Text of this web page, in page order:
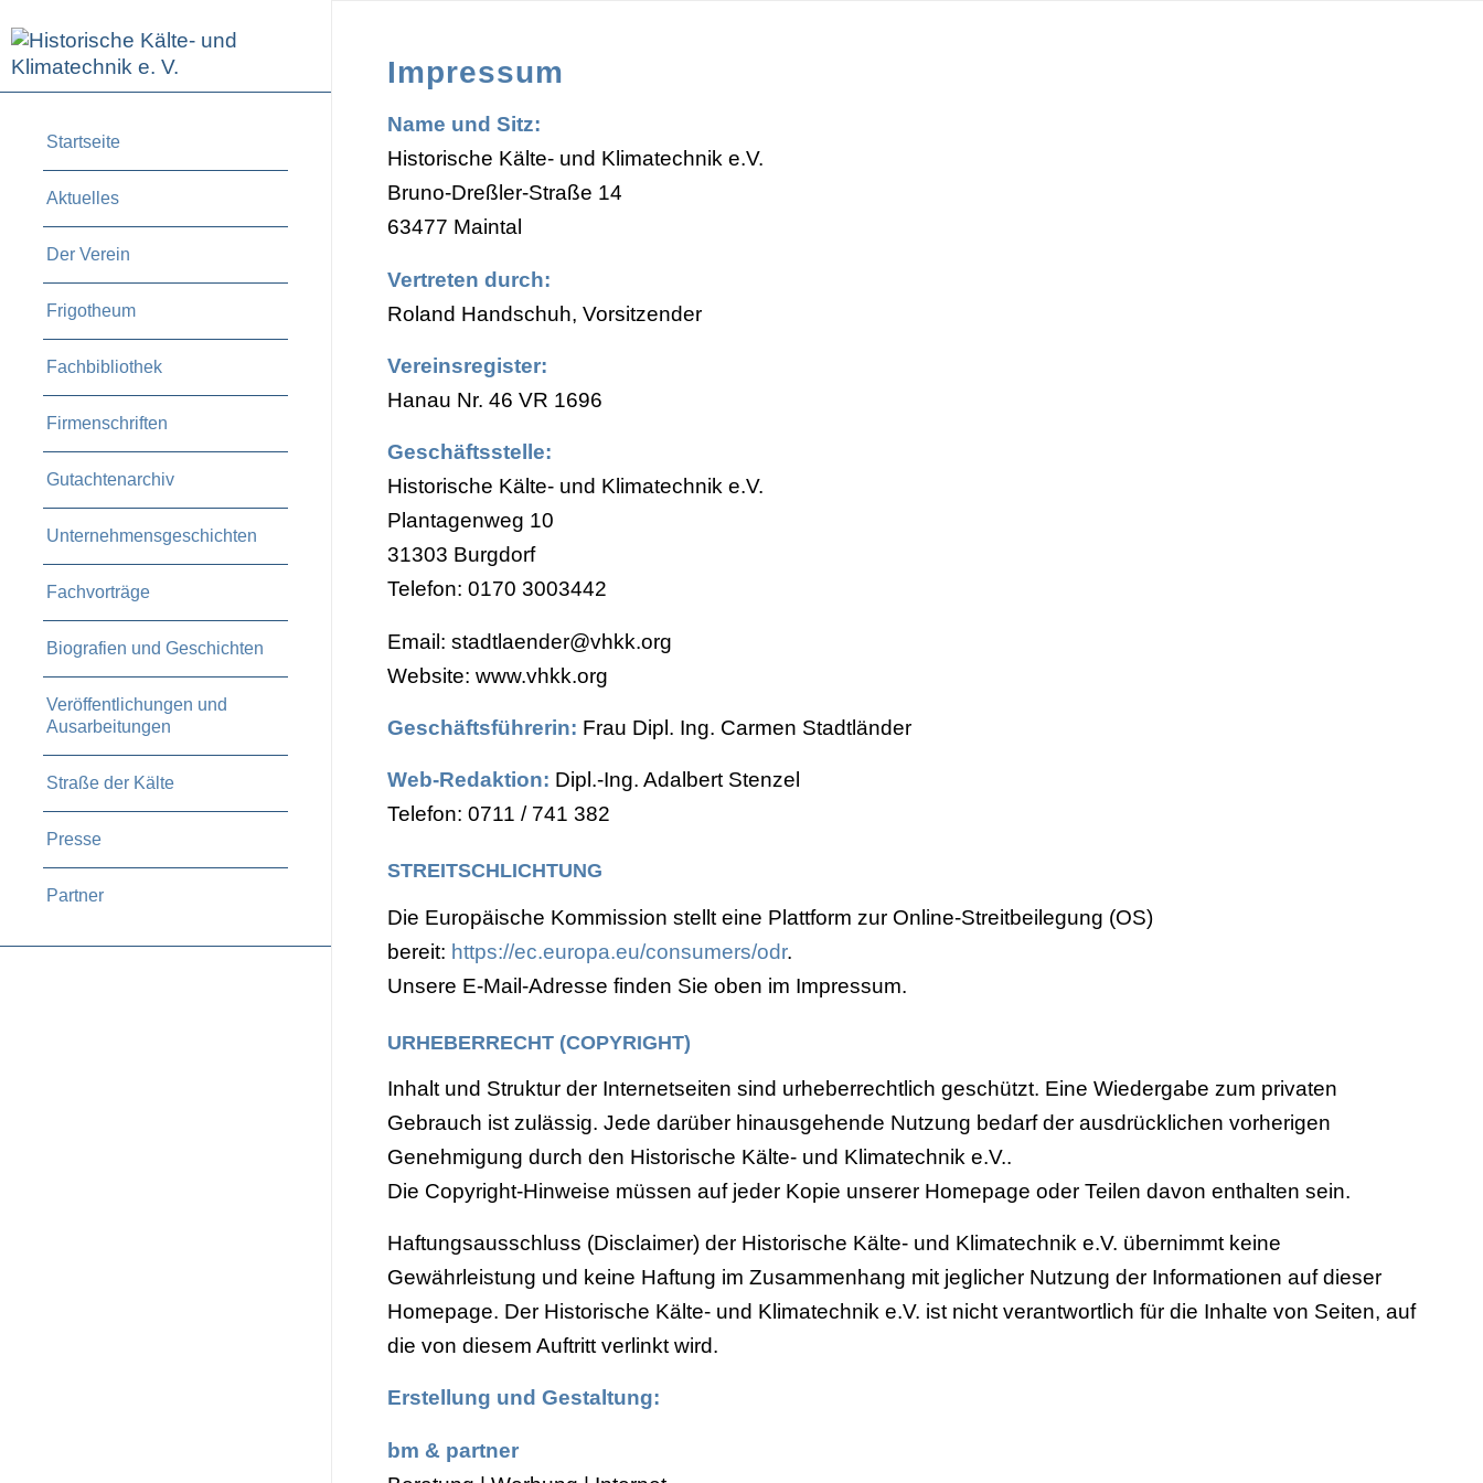
Startseite
Aktuelles
Der Verein
Frigotheum
Fachbibliothek
Firmenschriften
Gutachtenarchiv
Unternehmensgeschichten
Fachvorträge
Biografien und Geschichten
Veröffentlichungen und
Ausarbeitungen
Straße der Kälte
Presse
Partner
Impressum
Name und Sitz:
Historische Kälte- und Klimatechnik e.V.
Bruno-Dreßler-Straße 14
63477 Maintal
Vertreten durch:
Roland Handschuh, Vorsitzender
Vereinsregister:
Hanau Nr. 46 VR 1696
Geschäftsstelle:
Historische Kälte- und Klimatechnik e.V.
Plantagenweg 10
31303 Burgdorf
Telefon: 0170 3003442
Email: stadtlaender@vhkk.org
Website: www.vhkk.org
Geschäftsführerin: Frau Dipl. Ing. Carmen Stadtländer
Web-Redaktion: Dipl.-Ing. Adalbert Stenzel
Telefon: 0711 / 741 382
STREITSCHLICHTUNG
Die Europäische Kommission stellt eine Plattform zur Online-Streitbeilegung (OS)
bereit: https://ec.europa.eu/consumers/odr.
Unsere E-Mail-Adresse finden Sie oben im Impressum.
URHEBERRECHT (COPYRIGHT)
Inhalt und Struktur der Internetseiten sind urheberrechtlich geschützt. Eine Wiedergabe zum privaten
Gebrauch ist zulässig. Jede darüber hinausgehende Nutzung bedarf der ausdrücklichen vorherigen
Genehmigung durch den Historische Kälte- und Klimatechnik e.V..
Die Copyright-Hinweise müssen auf jeder Kopie unserer Homepage oder Teilen davon enthalten sein.
Haftungsausschluss (Disclaimer) der Historische Kälte- und Klimatechnik e.V. übernimmt keine
Gewährleistung und keine Haftung im Zusammenhang mit jeglicher Nutzung der Informationen auf dieser
Homepage. Der Historische Kälte- und Klimatechnik e.V. ist nicht verantwortlich für die Inhalte von Seiten, auf
die von diesem Auftritt verlinkt wird.
Erstellung und Gestaltung:
bm & partner